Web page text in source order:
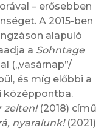
– erősebben
A 2015-ben
alapuló
a Sohntage
(„vasárnap”/
és míg előbbi a
középpontba.
zelten!(2018) című
nyaralunk!(2021)